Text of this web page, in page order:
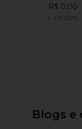
R$ 0,00
+0,00%
Blogs e